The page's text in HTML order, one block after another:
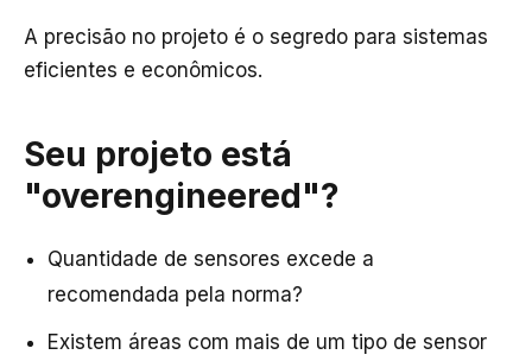
A precisão no projeto é o segredo para sistemas
eficientes e econômicos.
Seu projeto está
"overengineered"?
Quantidade de sensores excede a
recomendada pela norma?
Existem áreas com mais de um tipo de sensor